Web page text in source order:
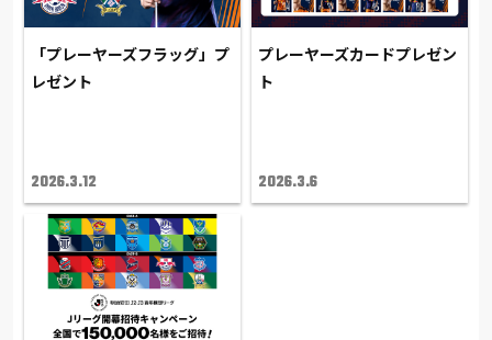
「プレーヤーズフラッグ」プ
レゼント
2026.3.12
プレーヤーズカードプレゼン
ト
2026.3.6